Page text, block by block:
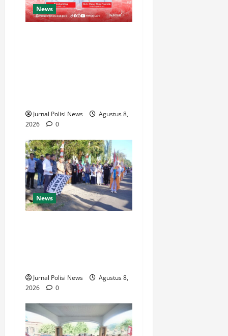
News
Jurnal Polisi News
Agustus 8,
2026
0
News
Jurnal Polisi News
Agustus 8,
2026
0